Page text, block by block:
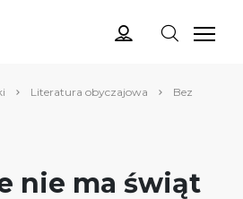
Literatura obyczajowa
Bez
nie ma świąt